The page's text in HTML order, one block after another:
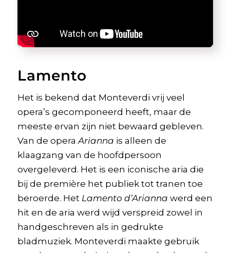
Lamento
Het is bekend dat Monteverdi vrij veel
opera’s gecomponeerd heeft, maar de
meeste ervan zijn niet bewaard gebleven.
Van de operaArianna is alleen de
klaagzang van de hoofdpersoon
overgeleverd. Het is een iconische aria die
bij de première het publiek tot tranen toe
beroerde. Het Lamento d’Arianna werd een
hit en de aria werd wijd verspreid zowel in
handgeschreven als in gedrukte
bladmuziek. Monteverdi maakte gebruik